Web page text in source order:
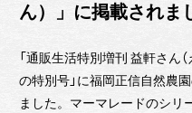
ん）」に掲載されま
「通販生活特別増刊 益軒さん
の特別号」に福岡正信自然農
ました。マーマレードのシリ